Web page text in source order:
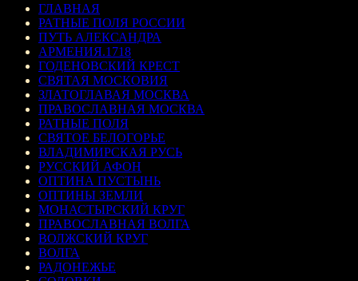
ГЛАВНАЯ
РАТНЫЕ ПОЛЯ РОССИИ
ПУТЬ АЛЕКСАНДРА
АРМЕНИЯ.1718
ГОДЕНОВСКИЙ КРЕСТ
СВЯТАЯ МОСКОВИЯ
ЗЛАТОГЛАВАЯ МОСКВА
ПРАВОСЛАВНАЯ МОСКВА
РАТНЫЕ ПОЛЯ
СВЯТОЕ БЕЛОГОРЬЕ
ВЛАДИМИРСКАЯ РУСЬ
РУССКИЙ АФОН
ОПТИНА ПУСТЫНЬ
ОПТИНЫ ЗЕМЛИ
МОНАСТЫРСКИЙ КРУГ
ПРАВОСЛАВНАЯ ВОЛГА
ВОЛЖСКИЙ КРУГ
ВОЛГА
РАДОНЕЖЬЕ